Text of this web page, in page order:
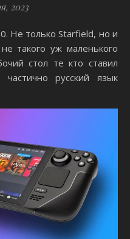
2023
такого уж маленького
стол те кто ставил
русский язык